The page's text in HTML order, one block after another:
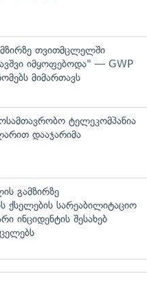
თვითმცლელში
იმყოფებოდა" — GWP
მიმართავს
ტელეკომპანია
დააჯარიმა
გამზირზე
ქსელების სარეაბილიტაციო
ინციდენტის შესახებ